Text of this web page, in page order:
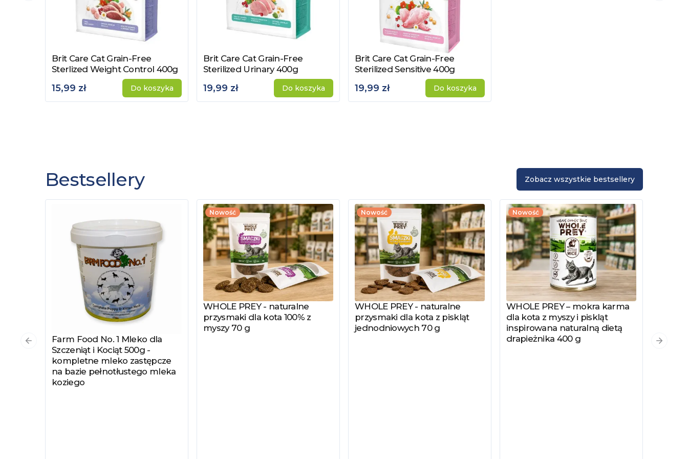
Zobacz produkt
Brit Care Cat Grain-Free
Sterlized Weight Control 400g
15,99 zł Do koszyka
Zobacz produkt
Brit Care Cat Grain-Free
Sterilized Urinary 400g
19,99 zł Do koszyka
Zobacz produkt
Brit Care Cat Grain-Free
Sterilized Sensitive 400g
19,99 zł Do koszyka
Bestsellery Zobacz wszystkie bestsellery
Zobacz produkt
Farm Food No. 1 Mleko dla
Szczeniąt i Kociąt 500g -
kompletne mleko zastępcze
na bazie pełnotłustego mleka
koziego
Nowość
Zobacz produkt
WHOLE PREY - naturalne
przysmaki dla kota 100% z
myszy 70 g
Nowość
Zobacz produkt
WHOLE PREY - naturalne
przysmaki dla kota z piskląt
jednodniowych 70 g
Nowość
Zobacz produkt
WHOLE PREY – mokra karma
dla kota z myszy i piskląt
inspirowana naturalną dietą
drapieżnika 400 g
Poprzedni slajd